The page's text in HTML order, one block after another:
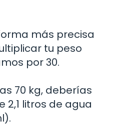
más precisa
tu peso
por 30.
70 kg, deberías
litros de agua